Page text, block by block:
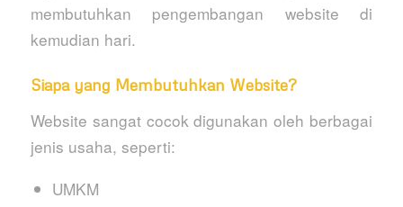
membutuhkan pengembangan website di
kemudian hari.
Siapa yang Membutuhkan Website?
Website sangat cocok digunakan oleh berbagai
jenis usaha, seperti:
UMKM